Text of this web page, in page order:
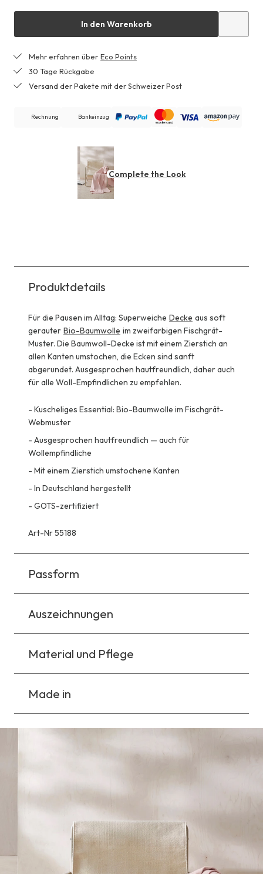
In den Warenkorb
Mehr erfahren über Eco Points
30 Tage Rückgabe
Versand der Pakete mit der Schweizer Post
Rechnung Bankeinzug
Complete the Look
Produktdetails
Für die Pausen im Alltag: Superweiche Decke aus soft
gerauter Bio-Baumwolle im zweifarbigen Fischgrät-
Muster. Die Baumwoll-Decke ist mit einem Zierstich an
allen Kanten umstochen, die Ecken sind sanft
abgerundet. Ausgesprochen hautfreundlich, daher auch
für alle Woll-Empfindlichen zu empfehlen.
- Kuscheliges Essential: Bio-Baumwolle im Fischgrät-
Webmuster
- Ausgesprochen hautfreundlich — auch für
Wollempfindliche
- Mit einem Zierstich umstochene Kanten
- In Deutschland hergestellt
- GOTS-zertifiziert
Art-Nr 55188
Passform
Auszeichnungen
Material und Pflege
Made in